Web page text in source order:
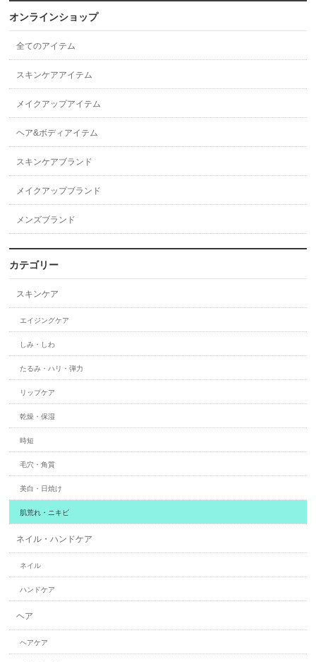
オンラインショップ
全てのアイテム
スキンケアアイテム
メイクアップアイテム
ヘア&ボディアイテム
スキンケアブランド
メイクアップブランド
メンズブランド
カテゴリー
スキンケア
エイジングケア
しみ・しわ
たるみ・ハリ・弾力
リップケア
乾燥・保湿
時短
毛穴・角質
美白・日焼け
肌荒れ・ニキビ
ネイル・ハンドケア
ネイル
ハンドケア
ヘア
ヘアケア